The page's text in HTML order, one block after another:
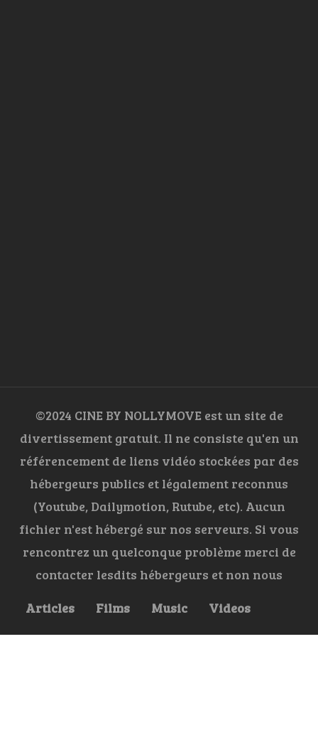
©2024 CINE BY NOLLYMOVE est un site de
divertissement gratuit. Il ne consiste qu'en un
référencement de liens vidéo stockées par des
hébergeurs publics et légalement reconnus
(Youtube, Dailymotion, Rutube, etc). Aucun
fichier n'est hébergé sur nos serveurs. Si vous
rencontrez un quelconque problème merci de
contacter lesdits hébergeurs et non nous
Articles
Films Music Videos